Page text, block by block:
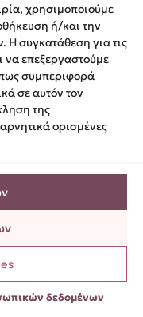
χρησιμοποιούμε
ή/και την
συγκατάθεση για τις
να επεξεργαστούμε
συμπεριφορά
σε αυτόν τον
της
ορισμένες
δεδομένων
Νομική στο
Αθηνών
Facilitator